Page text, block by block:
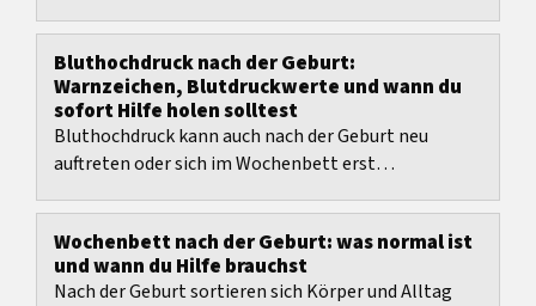
Bluthochdruck nach der Geburt:
Warnzeichen, Blutdruckwerte und wann du
sofort Hilfe holen solltest
Bluthochdruck kann auch nach der Geburt neu
auftreten oder sich im Wochenbett erst
Wochenbett nach der Geburt: was normal ist
und wann du Hilfe brauchst
Nach der Geburt sortieren sich Körper und Alltag